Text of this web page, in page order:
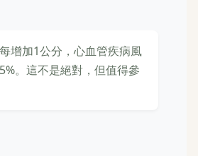
增加1公分，心血管疾病風
。這不是絕對，但值得參